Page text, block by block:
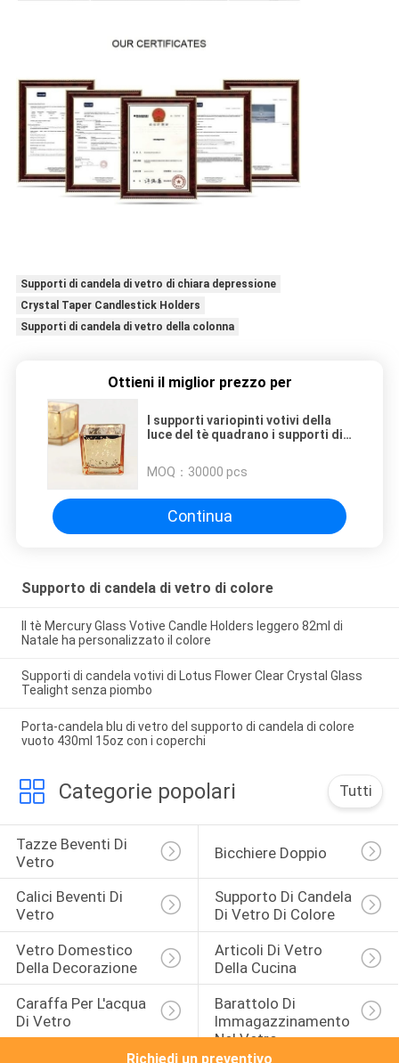
Supporti di candela di vetro di chiara depressione
Crystal Taper Candlestick Holders
Supporti di candela di vetro della colonna
Ottieni il miglior prezzo per
I supporti variopinti votivi della
luce del tè quadrano i supporti di
MOQ： 30000 pcs
Continua
Supporto di candela di vetro di colore
Il tè Mercury Glass Votive Candle Holders leggero 82ml di
Natale ha personalizzato il colore
Supporti di candela votivi di Lotus Flower Clear Crystal Glass
Tealight senza piombo
Porta-candela blu di vetro del supporto di candela di colore
vuoto 430ml 15oz con i coperchi
Categorie popolari Tutti
Tazze Beventi Di
Vetro
Bicchiere Doppio
Calici Beventi Di
Vetro
Supporto Di Candela
Di Vetro Di Colore
Vetro Domestico
Della Decorazione
Articoli Di Vetro
Della Cucina
Caraffa Per L'acqua
Di Vetro
Barattolo Di
Immagazzinamento
Nel Vetro
Trasparente
Richiedi un preventivo